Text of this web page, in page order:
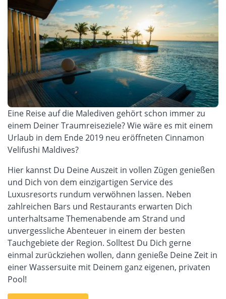
Eine Reise auf die Malediven gehört schon immer zu
einem Deiner Traumreiseziele? Wie wäre es mit einem
Urlaub in dem Ende 2019 neu eröffneten Cinnamon
Velifushi Maldives?
Hier kannst Du Deine Auszeit in vollen Zügen genießen
und Dich von dem einzigartigen Service des
Luxusresorts rundum verwöhnen lassen. Neben
zahlreichen Bars und Restaurants erwarten Dich
unterhaltsame Themenabende am Strand und
unvergessliche Abenteuer in einem der besten
Tauchgebiete der Region. Solltest Du Dich gerne
einmal zurückziehen wollen, dann genieße Deine Zeit in
einer Wassersuite mit Deinem ganz eigenen, privaten
Pool!